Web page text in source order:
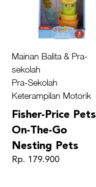
Mainan Balita & Pra-
sekolah
Pra-Sekolah
Keterampilan Motorik
Fisher-Price Pets
On-The-Go
Nesting Pets
Rp. 179.900